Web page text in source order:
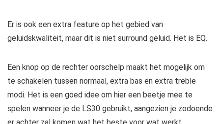
Er is ook een extra feature op het gebied van
geluidskwaliteit, maar dit is niet surround geluid. Het is EQ.
Een knop op de rechter oorschelp maakt het mogelijk om
te schakelen tussen normaal, extra bas en extra treble
modi. Het is een goed idee om hier een beetje mee te
spelen wanneer je de LS30 gebruikt, aangezien je zodoende
er achter zal komen wat het beste voor wat werkt.